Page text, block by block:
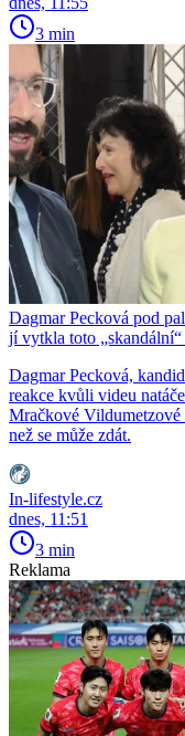
3 min
Dagmar Pecková pod
jí vytkla toto
Dagmar Pecková,
reakce kvůli videu
Mračkové Vildumetzové
než se může zdát.
In-lifestyle.cz
dnes, 11:51
3 min
Reklama